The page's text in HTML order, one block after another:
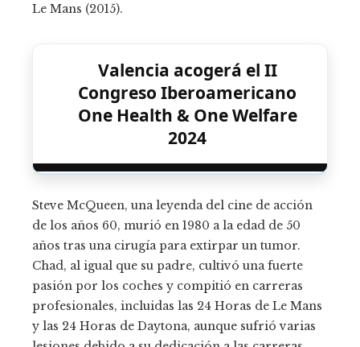
Le Mans (2015).
Valencia acogerá el II
Congreso Iberoamericano
One Health & One Welfare
2024
Steve McQueen, una leyenda del cine de acción
de los años 60, murió en 1980 a la edad de 50
años tras una cirugía para extirpar un tumor.
Chad, al igual que su padre, cultivó una fuerte
pasión por los coches y compitió en carreras
profesionales, incluidas las 24 Horas de Le Mans
y las 24 Horas de Daytona, aunque sufrió varias